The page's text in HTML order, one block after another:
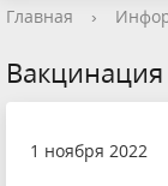
Главная ›
1 ноября 2022